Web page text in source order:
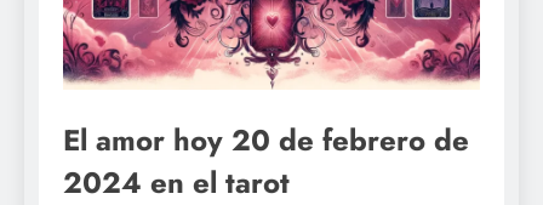
El amor hoy 20 de febrero de
2024 en el tarot